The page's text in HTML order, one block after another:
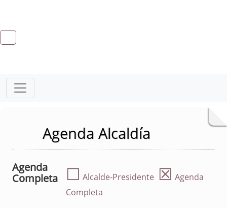
Agenda Alcaldía
Agenda
Completa
☐ Alcalde-Presidente ☒ Agenda
Completa